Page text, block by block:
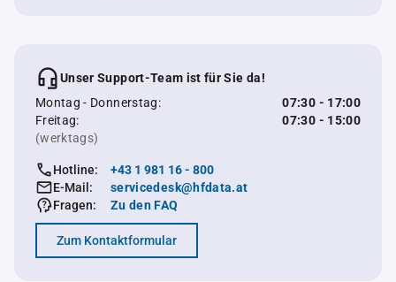
Unser Support-Team ist für Sie da!
Montag - Donnerstag:
07:30 - 17:00
Freitag:
07:30 - 15:00
(werktags)
Hotline:
+43 1 981 16 - 800
E-Mail:
servicedesk@hfdata.at
Fragen:
Zu den FAQ
Zum Kontaktformular